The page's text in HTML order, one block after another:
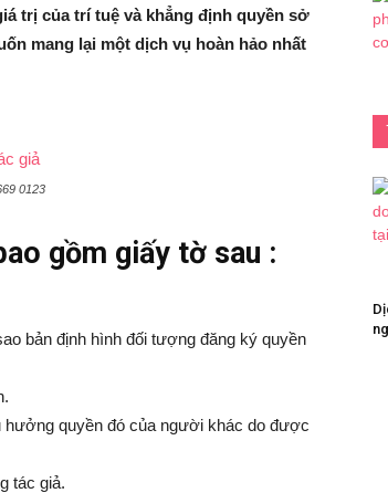
trị của trí tuệ và khẳng định quyền sở
mang lại một dịch vụ hoàn hảo nhất
0123
gồm giấy tờ sau :
bản định hình đối tượng đăng ký quyền
quyền đó của người khác do được
tác giả.